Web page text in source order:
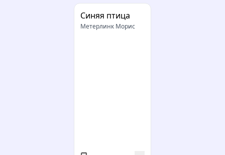
Синяя птица
Метерлинк Морис